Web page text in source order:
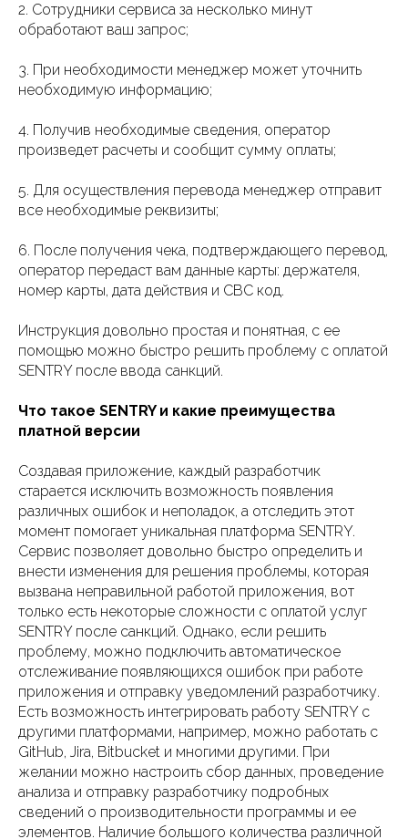
2. Сотрудники сервиса за несколько минут
обработают ваш запрос;
3. При необходимости менеджер может уточнить
необходимую информацию;
4. Получив необходимые сведения, оператор
произведет расчеты и сообщит сумму оплаты;
5. Для осуществления перевода менеджер отправит
все необходимые реквизиты;
6. После получения чека, подтверждающего перевод,
оператор передаст вам данные карты: держателя,
номер карты, дата действия и СВС код.
Инструкция довольно простая и понятная, с ее
помощью можно быстро решить проблему с оплатой
SENTRY после ввода санкций.
Что такое SENTRY и какие преимущества
платной версии
Создавая приложение, каждый разработчик
старается исключить возможность появления
различных ошибок и неполадок, а отследить этот
момент помогает уникальная платформа SENTRY.
Сервис позволяет довольно быстро определить и
внести изменения для решения проблемы, которая
вызвана неправильной работой приложения, вот
только есть некоторые сложности с оплатой услуг
SENTRY после санкций. Однако, если решить
проблему, можно подключить автоматическое
отслеживание появляющихся ошибок при работе
приложения и отправку уведомлений разработчику.
Есть возможность интегрировать работу SENTRY с
другими платформами, например, можно работать с
GitHub, Jira, Bitbucket и многими другими. При
желании можно настроить сбор данных, проведение
анализа и отправку разработчику подробных
сведений о производительности программы и ее
элементов. Наличие большого количества различной